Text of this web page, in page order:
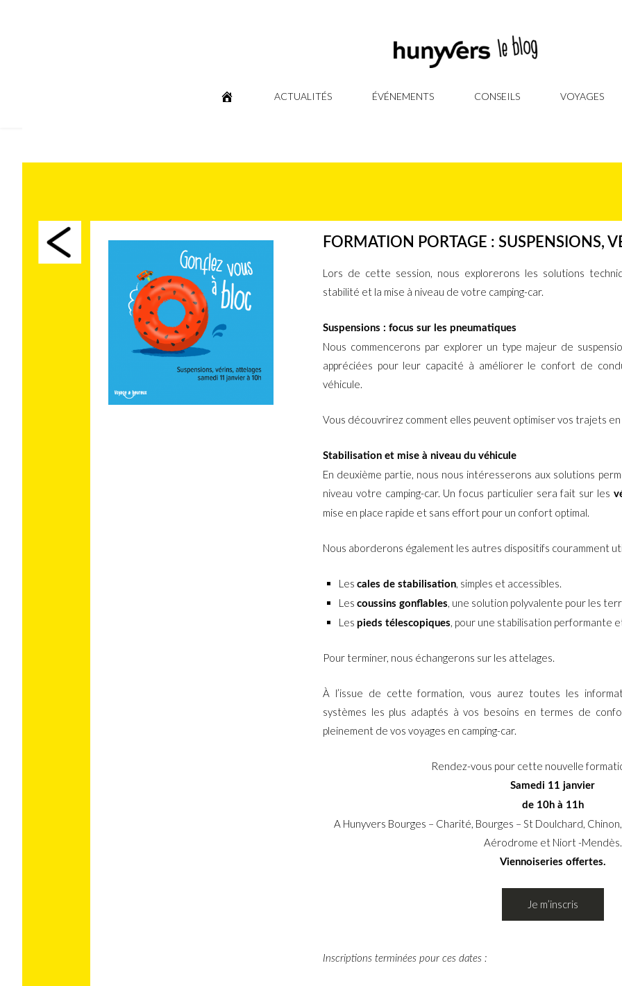
ACTUALITÉS ÉVÉNEMENTS CONSEILS VOYAGES
FORMATION PORTAGE : SUSPENSIONS,
Lors de cette session, nous explorerons les solutions
stabilité et la mise à niveau de votre camping-car.
Suspensions : focus sur les pneumatiques
Nous commencerons par explorer un type majeur de
appréciées pour leur capacité à améliorer le confort de
véhicule.
Vous découvrirez comment elles peuvent optimiser vos trajets
Stabilisation et mise à niveau du véhicule
En deuxième partie, nous nous intéresserons aux solutions
niveau votre camping-car. Un focus particulier sera fait sur les
mise en place rapide et sans effort pour un confort optimal.
Nous aborderons également les autres dispositifs couramment
Lescales de stabilisation, simples et accessibles.
Lescoussins gonflables, une solution polyvalente pour les
Les pieds télescopiques, pour une stabilisation performante
Pour terminer, nous échangerons sur les attelages.
À l’issue de cette formation, vous aurez toutes les
systèmes les plus adaptés à vos besoins en termes de
pleinement de vos voyages en camping-car.
Rendez-vous pour cette nouvelle
Samedi 11 janvier
de 10h à 11h
A Hunyvers Bourges – Charité, Bourges – St Doulchard,
Aérodrome et Niort -Mendès.
Viennoiseries offertes.
Je m’inscris
Inscriptions terminées pour ces dates :